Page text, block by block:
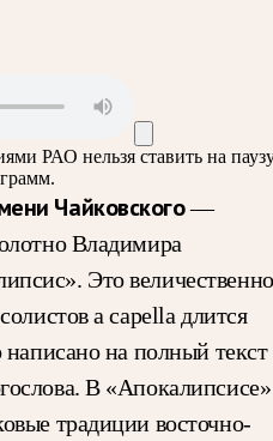
РАО нельзя ставить на
Чайковского—
Владимира
Это
a capella длится
написано на полный текст
В «Апокалипсисе»
традиции восточно-